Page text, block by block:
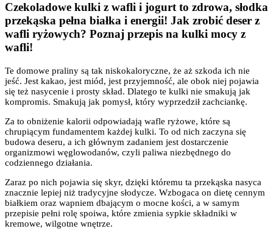
Czekoladowe kulki z wafli i jogurt to zdrowa, słodka
przekąska pełna białka i energii! Jak zrobić deser z
wafli ryżowych? Poznaj przepis na kulki mocy z
wafli!
Te domowe praliny są tak niskokaloryczne, że aż szkoda ich nie
jeść. Jest kakao, jest miód, jest przyjemność, ale obok niej pojawia
się też nasycenie i prosty skład. Dlatego te kulki nie smakują jak
kompromis. Smakują jak pomysł, który wyprzedził zachciankę.
Za to obniżenie kalorii odpowiadają wafle ryżowe, które są
chrupiącym fundamentem każdej kulki. To od nich zaczyna się
budowa deseru, a ich głównym zadaniem jest dostarczenie
organizmowi węglowodanów, czyli paliwa niezbędnego do
codziennego działania.
Zaraz po nich pojawia się skyr, dzięki któremu ta przekąska nasyca
znacznie lepiej niż tradycyjne słodycze. Wzbogaca on dietę cennym
białkiem oraz wapniem dbającym o mocne kości, a w samym
przepisie pełni rolę spoiwa, które zmienia sypkie składniki w
kremowe, wilgotne wnętrze.